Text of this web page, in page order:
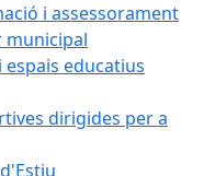
i assessorament
municipal
espais educatius
dirigides per a